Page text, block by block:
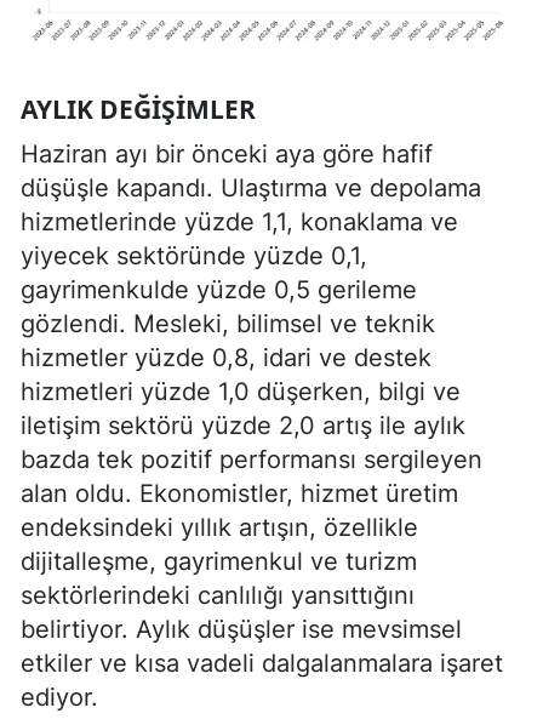
AYLIK DEĞIŞIMLER
Haziran ayı bir önceki aya göre hafif
düşüşle kapandı. Ulaştırma ve depolama
hizmetlerinde yüzde 1,1, konaklama ve
yiyecek sektöründe yüzde 0,1,
gayrimenkulde yüzde 0,5 gerileme
gözlendi. Mesleki, bilimsel ve teknik
hizmetler yüzde 0,8, idari ve destek
hizmetleri yüzde 1,0 düşerken, bilgi ve
iletişim sektörü yüzde 2,0 artış ile aylık
bazda tek pozitif performansı sergileyen
alan oldu. Ekonomistler, hizmet üretim
endeksindeki yıllık artışın, özellikle
dijitalleşme, gayrimenkul ve turizm
sektörlerindeki canlılığı yansıttığını
belirtiyor. Aylık düşüşler ise mevsimsel
etkiler ve kısa vadeli dalgalanmalara işaret
ediyor.